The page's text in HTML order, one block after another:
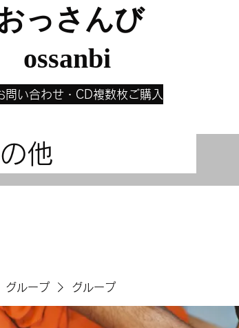
っさんび​
ossanbi
問い合わせ・CD複数枚ご購入
他
グループ グループ